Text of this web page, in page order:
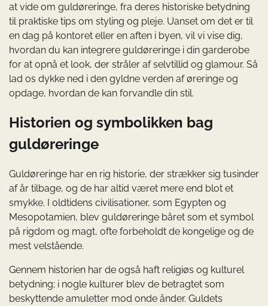
at vide om guldøreringe, fra deres historiske betydning
til praktiske tips om styling og pleje. Uanset om det er til
en dag på kontoret eller en aften i byen, vil vi vise dig,
hvordan du kan integrere guldøreringe i din garderobe
for at opnå et look, der stråler af selvtillid og glamour. Så
lad os dykke ned i den gyldne verden af øreringe og
opdage, hvordan de kan forvandle din stil.
Historien og symbolikken bag
guldøreringe
Guldøreringe har en rig historie, der strækker sig tusinder
af år tilbage, og de har altid været mere end blot et
smykke. I oldtidens civilisationer, som Egypten og
Mesopotamien, blev guldøreringe båret som et symbol
på rigdom og magt, ofte forbeholdt de kongelige og de
mest velstående.
Gennem historien har de også haft religiøs og kulturel
betydning; i nogle kulturer blev de betragtet som
beskyttende amuletter mod onde ånder. Guldets